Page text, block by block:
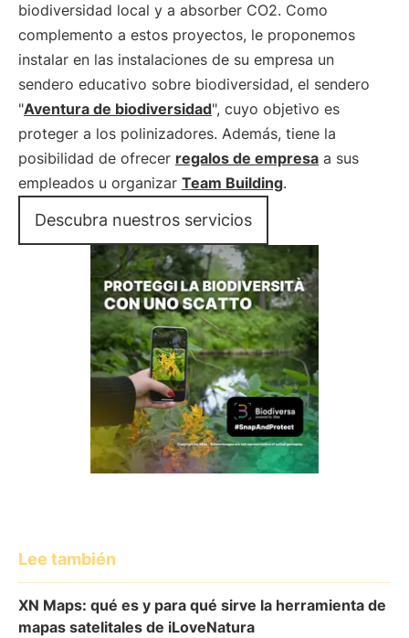
biodiversidad local y a absorber CO2. Como
complemento a estos proyectos, le proponemos
instalar en las instalaciones de su empresa un
sendero educativo sobre biodiversidad, el sendero
"Aventura de biodiversidad", cuyo objetivo es
proteger a los polinizadores. Además, tiene la
posibilidad de ofrecer regalos de empresa a sus
empleados u organizar Team Building.
Descubra nuestros servicios
Lee también
XN Maps: qué es y para qué sirve la herramienta de
mapas satelitales de iLoveNatura